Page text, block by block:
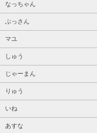
なっちゃん
ぶっさん
マユ
しゅう
じゃーまん
りゅう
いね
あすな